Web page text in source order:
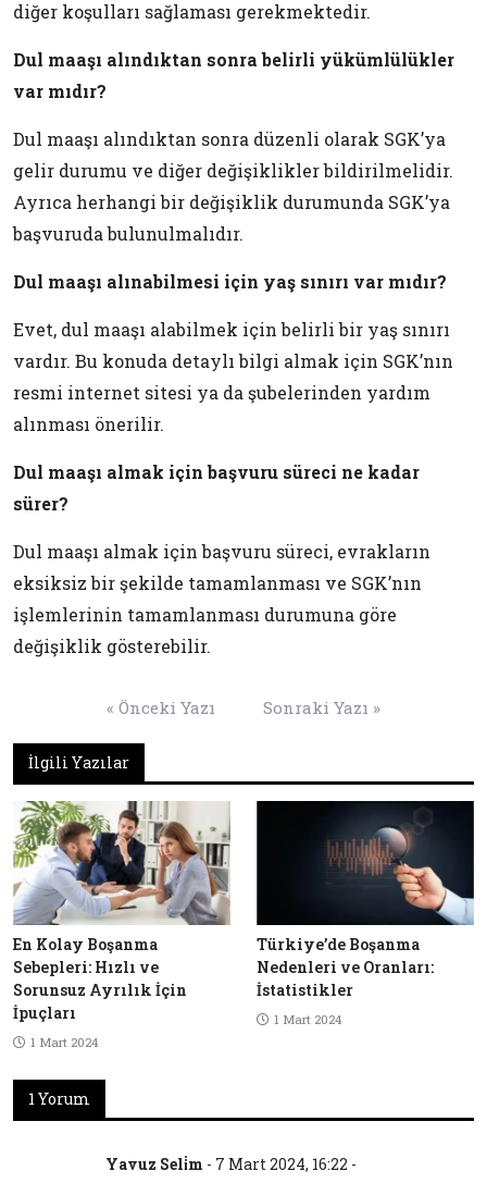
diğer koşulları sağlaması gerekmektedir.
Dul maaşı alındıktan sonra belirli yükümlülükler
var mıdır?
Dul maaşı alındıktan sonra düzenli olarak SGK’ya
gelir durumu ve diğer değişiklikler bildirilmelidir.
Ayrıca herhangi bir değişiklik durumunda SGK’ya
başvuruda bulunulmalıdır.
Dul maaşı alınabilmesi için yaş sınırı var mıdır?
Evet, dul maaşı alabilmek için belirli bir yaş sınırı
vardır. Bu konuda detaylı bilgi almak için SGK’nın
resmi internet sitesi ya da şubelerinden yardım
alınması önerilir.
Dul maaşı almak için başvuru süreci ne kadar
sürer?
Dul maaşı almak için başvuru süreci, evrakların
eksiksiz bir şekilde tamamlanması ve SGK’nın
işlemlerinin tamamlanması durumuna göre
değişiklik gösterebilir.
« Önceki Yazı Sonraki Yazı »
İlgili Yazılar
En Kolay Boşanma
Sebepleri: Hızlı ve
Sorunsuz Ayrılık İçin
İpuçları
1 Mart 2024
Türkiye’de Boşanma
Nedenleri ve Oranları:
İstatistikler
1 Mart 2024
1 Yorum
Yavuz Seli̇m - 7 Mart 2024, 16:22 -